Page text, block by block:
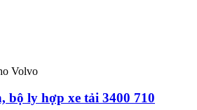
bộ ly hợp xe tải 3400 710